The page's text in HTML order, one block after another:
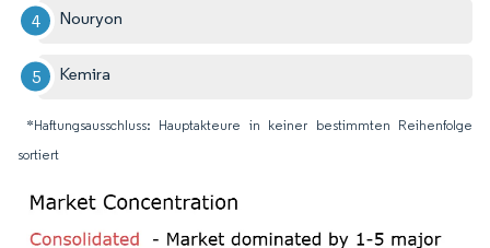
Nouryon
Kemira
*Haftungsausschluss: Hauptakteure in keiner bestimmten Reihenfolge
sortiert